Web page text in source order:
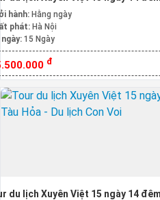
hành: Hằng ngày
phát: Hà Nội
15 Ngày
đ
du lịch Xuyên Việt 15 ngày 14